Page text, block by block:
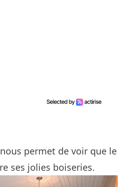
permet de voir que le
ses jolies boiseries.